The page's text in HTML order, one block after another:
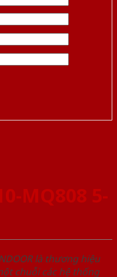
MQ808 5-
là thương hiệu
chuỗi các hệ thống